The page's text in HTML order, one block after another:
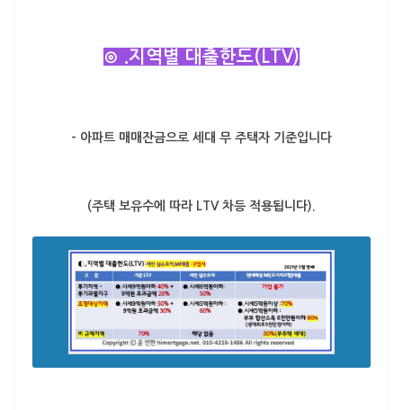
⊙ .지역별 대출한도(LTV)
– 아파트 매매잔금으로 세대 무 주택자 기준입니다
(주택 보유수에 따라 LTV 차등 적용됩니다).